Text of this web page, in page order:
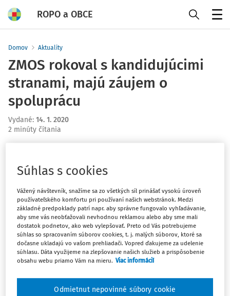
ROPO a OBCE
Domov Aktuality
ZMOS rokoval s kandidujúcimi
stranami, majú záujem o
spoluprácu
Vydané: 14. 1. 2020
2 minúty čítania
parlamentu spolupracovať so Združením miest a obcí
Slovenska (ZMOS). Uviedol to predseda združenia
Branislav Tréger na stredajšej tlačovej konferencii po
dvojdňových rokovaniach s niektorými politickými
stranami, ktoré kandidujú v parlamentných voľbách.
Bratislava 15. januára (TASR) - Na rokovaniach diskutovali
zástupcovia a experti združenia s reprezentantmi strán.
Východiskom bol volebný program konkrétnej strany.
Riešili sa predovšetkým témy, ako sú ekonomika, regióny,
reforma verejnej správy, nájomné bývanie, odpadové
Súhlas s cookies
Vážený návštevník, snažíme sa zo všetkých síl prinášať vysokú úroveň
používateľského komfortu pri používaní našich webstránok. Medzi
základné predpoklady patrí napr. aby správne fungovalo vyhľadávanie,
aby sme vás neobťažovali nevhodnou reklamou alebo aby sme mali
dostatok podnetov, ako web vylepšovať. Preto od Vás potrebujeme
súhlas so spracovaním súborov cookies, t. j. malých súborov, ktoré sa
dočasne ukladajú vo vašom prehliadači. Vopred ďakujeme za udelenie
súhlasu. Dáta využijeme na zlepšovanie našich služieb a prispôsobenie
obsahu webu priamo Vám na mieru. Viac informácií
Odmietnut nepovinné súbory cookie